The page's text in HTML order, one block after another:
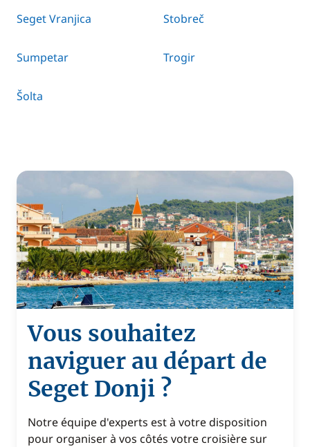
Seget Vranjica Stobreč
Sumpetar Trogir
Šolta
Vous souhaitez
naviguer au départ de
Seget Donji ?
Notre équipe d'experts est à votre disposition
pour organiser à vos côtés votre croisière sur